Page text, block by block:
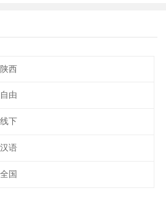
陕西
自由
线下
汉语
全国